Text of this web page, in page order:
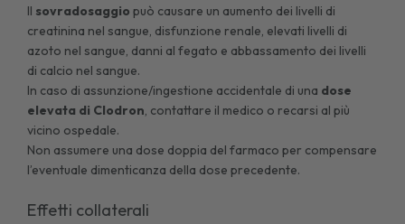
Il sovradosaggio può causare un aumento dei livelli di
creatinina nel sangue, disfunzione renale, elevati livelli di
azoto nel sangue, danni al fegato e abbassamento dei livelli
di calcio nel sangue.
In caso di assunzione/ingestione accidentale di una dose
elevata di Clodron, contattare il medico o recarsi al più
vicino ospedale.
Non assumere una dose doppia del farmaco per compensare
l’eventuale dimenticanza della dose precedente.
Effetti collaterali